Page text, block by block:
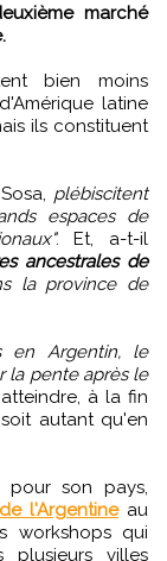
marché
bien moins
latine
ils constituent
plébiscitent
espaces de
. Et, a-t-il
ancestrales de
la province de
en Argentin, le
la pente après le
à la fin
autant qu'en
pour son pays,
l'Argentineau
workshops qui
plusieurs villes